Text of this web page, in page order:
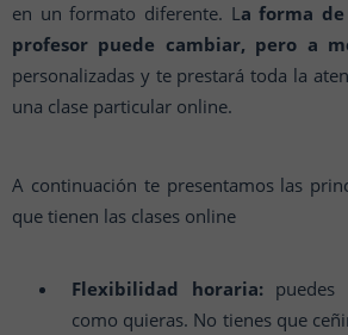
en un formato diferente. La forma
profesor puede cambiar, pero a
personalizadas y te prestará toda la
una clase particular online.
A continuación te presentamos las
que tienen las clases online
Flexibilidad horaria:puedes
como quieras. No tienes que